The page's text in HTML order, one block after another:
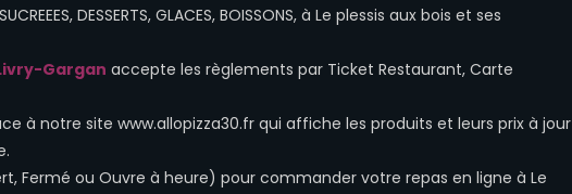
DESSERTS, GLACES, BOISSONS, à Le plessis aux bois et ses
Gargan accepte les règlements par Ticket Restaurant, Carte
à notre site www.allopizza30.fr qui affiche les produits et leurs prix à jour
Fermé ou Ouvre à heure) pour commander votre repas en ligne à Le